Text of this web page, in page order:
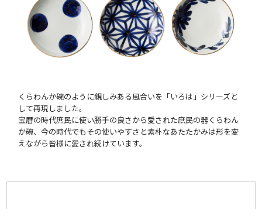
くらわんか碗のように親しみある風合いを「いろは」シリーズと
して再現しました。
宝暦の時代庶民に使い勝手の良さから愛された庶民の器くらわん
か碗、今の時代でもその使いやすさと素朴なあたたかみは形を変
えながら皆様に愛され続けています。